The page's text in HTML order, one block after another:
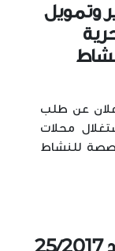
وتمويل
عن طلب
محلات
للنشاط